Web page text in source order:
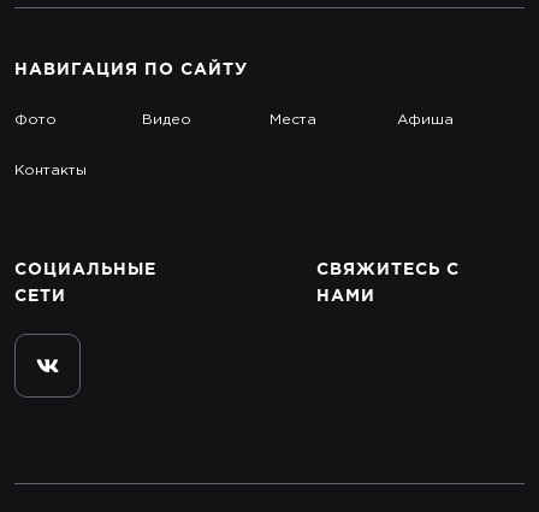
НАВИГАЦИЯ ПО САЙТУ
Фото Видео Места Афиша
Контакты
СОЦИАЛЬНЫЕ
СЕТИ
СВЯЖИТЕСЬ С
НАМИ